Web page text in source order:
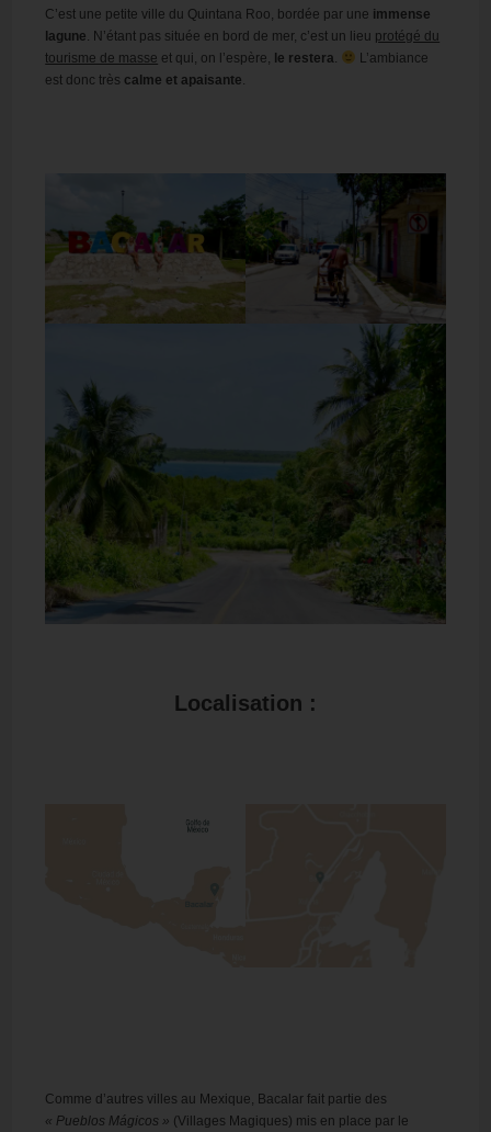
C’est une petite ville du Quintana Roo, bordée par une immense
lagune. N’étant pas située en bord de mer, c’est un lieu protégé du
tourisme de masse et qui, on l’espère, le restera.
L’ambiance
est donc très calme et apaisante.
Localisation :
Comme d’autres villes au Mexique, Bacalar fait partie des
« Pueblos Mágicos » (Villages Magiques) mis en place par le